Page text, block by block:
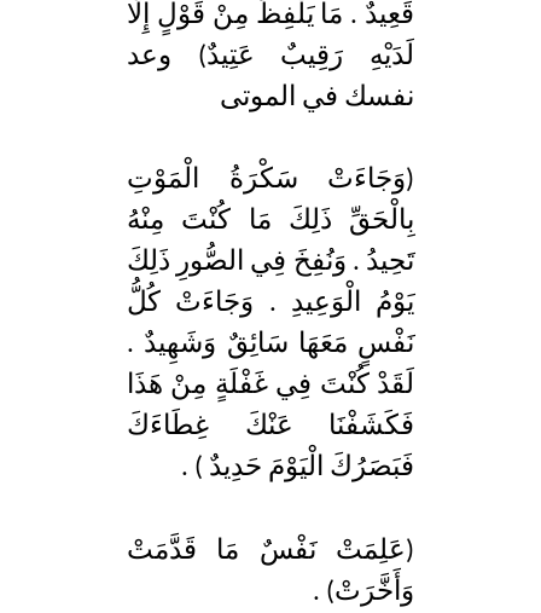
قَعِيدٌ . مَا يَلْفِظُ مِنْ قَوْلٍ إِلَّا
لَدَيْهِ رَقِيبٌ عَتِيدٌ) وعد
نفسك في الموتى
(وَجَاءَتْ سَكْرَةُ الْمَوْتِ
بِالْحَقِّ ذَلِكَ مَا كُنْتَ مِنْهُ
تَحِيدُ . وَنُفِخَ فِي الصُّورِ ذَلِكَ
يَوْمُ الْوَعِيدِ . وَجَاءَتْ كُلُّ
نَفْسٍ مَعَهَا سَائِقٌ وَشَهِيدٌ .
لَقَدْ كُنْتَ فِي غَفْلَةٍ مِنْ هَذَا
فَكَشَفْنَا عَنْكَ غِطَاءَكَ
فَبَصَرُكَ الْيَوْمَ حَدِيدٌ ) .
(عَلِمَتْ نَفْسٌ مَا قَدَّمَتْ
وَأَخَّرَتْ) .